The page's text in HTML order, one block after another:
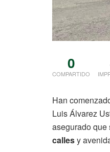
0
COMPARTIDO
Han
Luis Álvarez
asegurado que
callesy